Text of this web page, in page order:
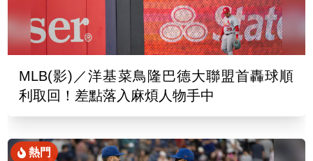
MLB(影)／洋基菜鳥隆巴德大聯盟首轟球順
利取回！差點落入麻煩人物手中
熱門